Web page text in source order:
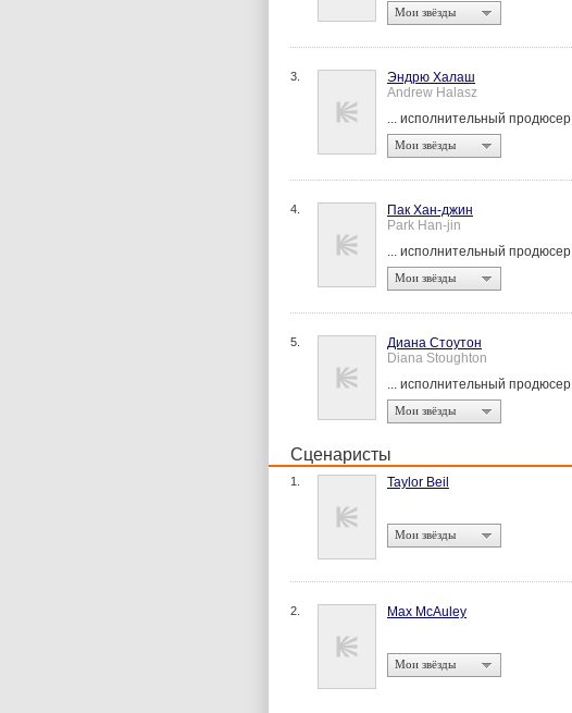
Мои звёзды
3.
Эндрю Халаш
Andrew Halasz
... исполнительный продюсер
Мои звёзды
4.
Пак Хан-джин
Park Han-jin
... исполнительный продюсер
Мои звёзды
5.
Диана Стоутон
Diana Stoughton
... исполнительный продюсер
Мои звёзды
Сценаристы
1. Taylor Beil
Мои звёзды
2. Max McAuley
Мои звёзды